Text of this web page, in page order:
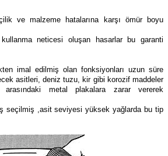
ve malzeme hatalarına karşı ömür boyu
neticesi oluşan hasarlar bu garanti
imal edilmiş olan fonksiyonları uzun süre
asitleri, deniz tuzu, kir gibi korozif maddeler
metal plakalara zarar vererek
seçilmiş ,asit seviyesi yüksek yağlarda bu tip